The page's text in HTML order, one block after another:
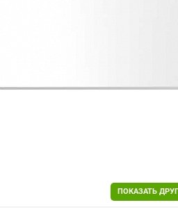
ПОКАЗАТЬ